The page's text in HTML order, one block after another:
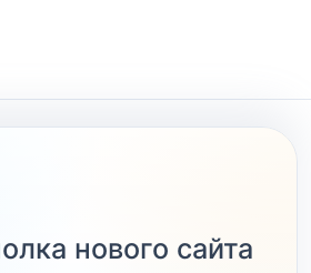
нового сайта